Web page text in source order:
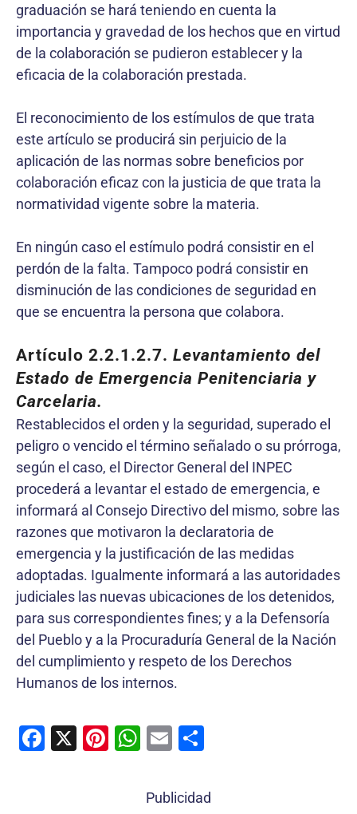
graduación se hará teniendo en cuenta la
importancia y gravedad de los hechos que en virtud
de la colaboración se pudieron establecer y la
eficacia de la colaboración prestada.
El reconocimiento de los estímulos de que trata
este artículo se producirá sin perjuicio de la
aplicación de las normas sobre beneficios por
colaboración eficaz con la justicia de que trata la
normatividad vigente sobre la materia.
En ningún caso el estímulo podrá consistir en el
perdón de la falta. Tampoco podrá consistir en
disminución de las condiciones de seguridad en
que se encuentra la persona que colabora.
Artículo 2.2.1.2.7. Levantamiento del
Estado de Emergencia Penitenciaria y
Carcelaria.
Restablecidos el orden y la seguridad, superado el
peligro o vencido el término señalado o su prórroga,
según el caso, el Director General del INPEC
procederá a levantar el estado de emergencia, e
informará al Consejo Directivo del mismo, sobre las
razones que motivaron la declaratoria de
emergencia y la justificación de las medidas
adoptadas. Igualmente informará a las autoridades
judiciales las nuevas ubicaciones de los detenidos,
para sus correspondientes fines; y a la Defensoría
del Pueblo y a la Procuraduría General de la Nación
del cumplimiento y respeto de los Derechos
Humanos de los internos.
F
X
Pi W
at
E
ai m
Publicidad